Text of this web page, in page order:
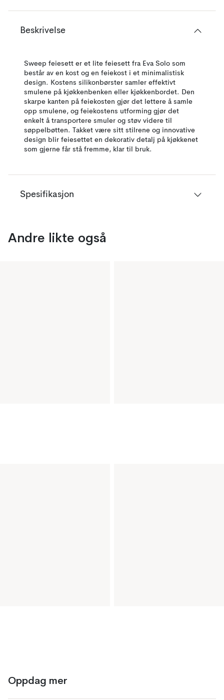
Beskrivelse
Sweep feiesett er et lite feiesett fra Eva Solo som
består av en kost og en feiekost i et minimalistisk
design. Kostens silikonbørster samler effektivt
smulene på kjøkkenbenken eller kjøkkenbordet. Den
skarpe kanten på feiekosten gjør det lettere å samle
opp smulene, og feiekostens utforming gjør det
enkelt å transportere smuler og støv videre til
søppelbøtten. Takket være sitt stilrene og innovative
design blir feiesettet en dekorativ detalj på kjøkkenet
som gjerne får stå fremme, klar til bruk.
Spesifikasjon
Andre likte også
Oppdag mer